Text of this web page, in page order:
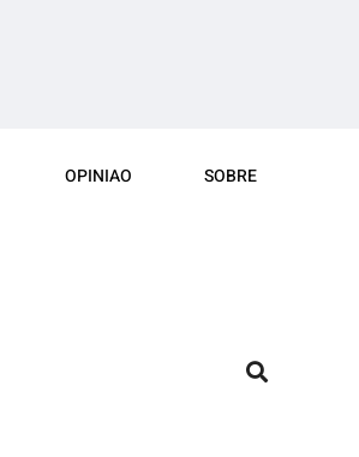
OPINIAO SOBRE